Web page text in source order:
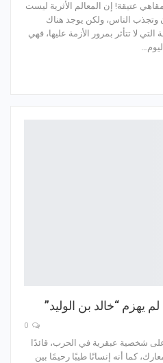
عتيقة! إن المعالم الأثرية ليست
وتجذب الناس، ولكن يوجد هناك
التي لا تتأثر بمرور الأزمة عليها، فهي
يهزم “خالد بن الوليد”
شخصية عبقرية في الحرب، قائدًا
كما أنه إنسانًا طيبًا رحيمًا بين